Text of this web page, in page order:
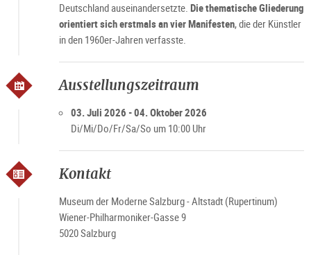
Deutschland auseinandersetzte. Die thematische Gliederung
orientiert sich erstmals an vier Manifesten, die der Künstler
in den 1960er-Jahren verfasste.
Ausstellungszeitraum
03. Juli 2026 - 04. Oktober 2026
Di/Mi/Do/Fr/Sa/So um 10:00 Uhr
Kontakt
Museum der Moderne Salzburg - Altstadt (Rupertinum)
Wiener-Philharmoniker-Gasse 9
5020 Salzburg